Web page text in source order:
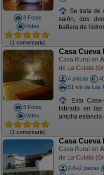
8 Fotos
Video
(1 comentario)
Se trata de
salón, dos
bañera de
8 Fotos
Video
(1 comentario)
Casa Cueva
Casa Rural en
de La Culata
4 plazas
51 km de Las
Esta
labrada en
amplia estancia
Casa Cueva
Casa Rural en
de La Culata
2-6+2 plazas